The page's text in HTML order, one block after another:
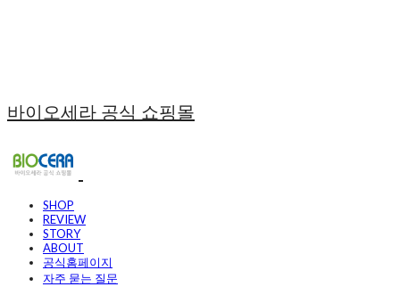
바이오세라 공식 쇼핑몰
SHOP
REVIEW
STORY
ABOUT
공식홈페이지
자주 묻는 질문